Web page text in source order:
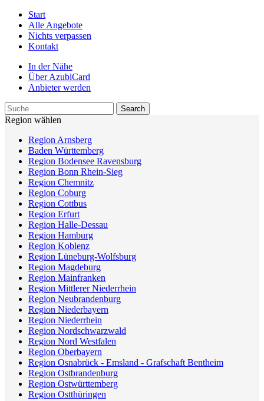
Start
Alle Angebote
Nichts verpassen
Kontakt
In der Nähe
Über AzubiCard
Anbieter werden
Region wählen
Region Arnsberg
Baden Württemberg
Region Bodensee Ravensburg
Region Bonn Rhein-Sieg
Region Chemnitz
Region Coburg
Region Cottbus
Region Erfurt
Region Halle-Dessau
Region Hamburg
Region Koblenz
Region Lüneburg-Wolfsburg
Region Magdeburg
Region Mainfranken
Region Mittlerer Niederrhein
Region Neubrandenburg
Region Niederbayern
Region Niederrhein
Region Nordschwarzwald
Region Nord Westfalen
Region Oberbayern
Region Osnabrück - Emsland - Grafschaft Bentheim
Region Ostbrandenburg
Region Ostwürttemberg
Region Ostthüringen